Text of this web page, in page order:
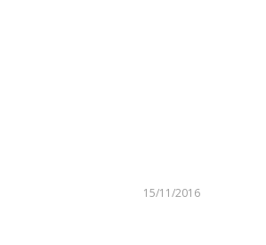
15/11/2016